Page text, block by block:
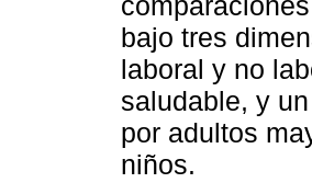
bajo tres
laboral y no
saludable, y
por adultos
niños.